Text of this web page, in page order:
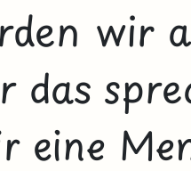
wir
das
eine